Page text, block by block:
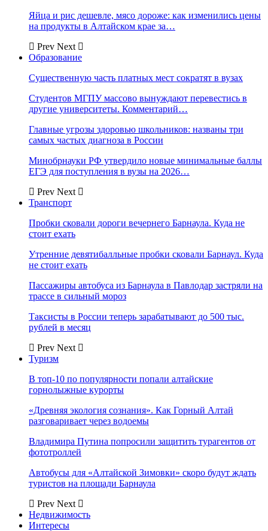
Яйца и рис дешевле, мясо дороже: как изменились цены
на продукты в Алтайском крае за…
Prev Next
Образование
Существенную часть платных мест сократят в вузах
Студентов МГПУ массово вынуждают перевестись в
другие университеты. Комментарий…
Главные угрозы здоровью школьников: названы три
самых частых диагноза в России
Минобрнауки РФ утвердило новые минимальные баллы
ЕГЭ для поступления в вузы на 2026…
Prev Next
Транспорт
Пробки сковали дороги вечернего Барнаула. Куда не
стоит ехать
Утренние девятибалльные пробки сковали Барнаул. Куда
не стоит ехать
Пассажиры автобуса из Барнаула в Павлодар застряли на
трассе в сильный мороз
Таксисты в России теперь зарабатывают до 500 тыс.
рублей в месяц
Prev Next
Туризм
В топ-10 по популярности попали алтайские
горнолыжные курорты
«Древняя экология сознания». Как Горный Алтай
разговаривает через водоемы
Владимира Путина попросили защитить турагентов от
фототроллей
Автобусы для «Алтайской Зимовки» скоро будут ждать
туристов на площади Барнаула
Prev Next
Недвижимость
Интересы